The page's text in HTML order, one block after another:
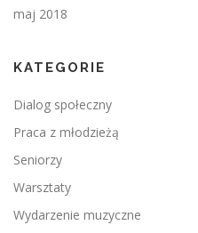
maj 2018
KATEGORIE
Dialog społeczny
Praca z młodzieżą
Seniorzy
Warsztaty
Wydarzenie muzyczne